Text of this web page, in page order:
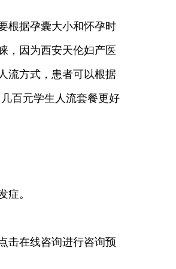
根据孕囊大小和怀孕时
，因为西安天伦妇产医
流方式，患者可以根据
百元学生人流套餐更好
。
击在线咨询进行咨询预